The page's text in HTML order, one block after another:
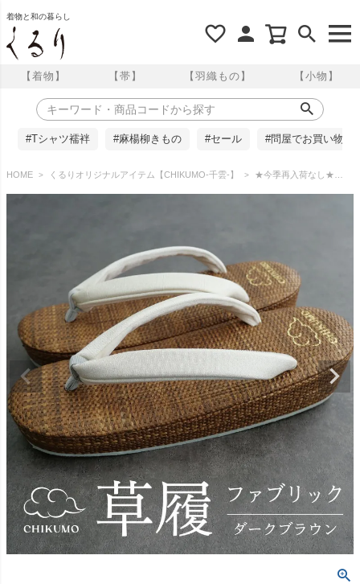
着物と和の暮らし
【着物】 【帯】 【羽織もの】 【小物】
#Tシャツ襦袢 #麻楊柳きもの #セール #問屋でお買い物
HOME くるりオリジナルアイテム【CHIKUMO-千雲-】 ★今季再入荷なし★【CHIKUMO-千雲-】履きやすいほめられ草履 夏・単衣 ファブリック ダークブラウン｜016 くるり